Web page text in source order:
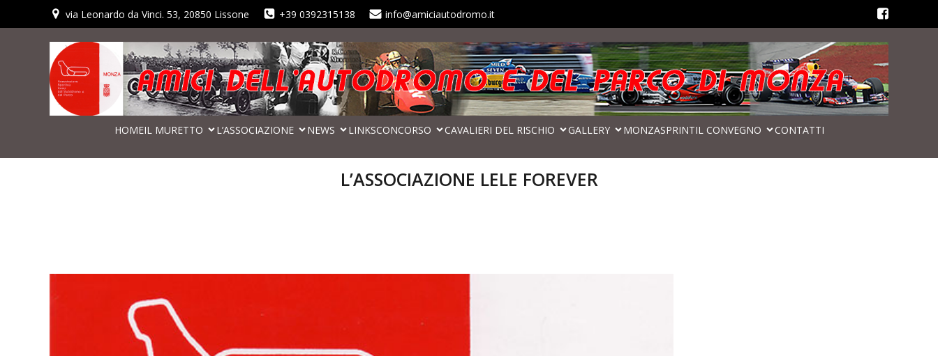
via Leonardo da Vinci. 53, 20850 Lissone +39 0392315138 info@amiciautodromo.it
HOMEIL MURETTO L’ASSOCIAZIONE NEWS LINKSCONCORSO CAVALIERI DEL RISCHIO GALLERY MONZASPRINTIL CONVEGNO CONTATTI
L’ASSOCIAZIONE LELE FOREVER